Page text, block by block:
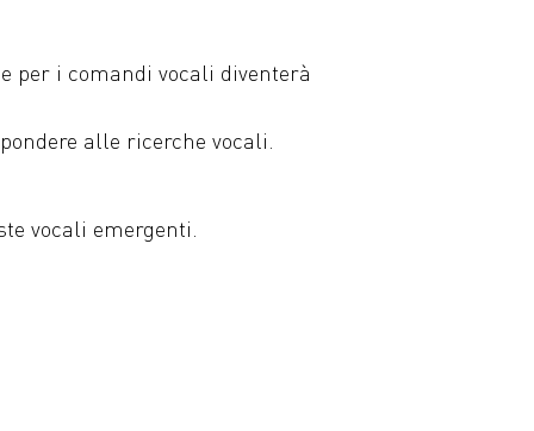
per i comandi vocali diventerà
alle ricerche vocali.
vocali emergenti.